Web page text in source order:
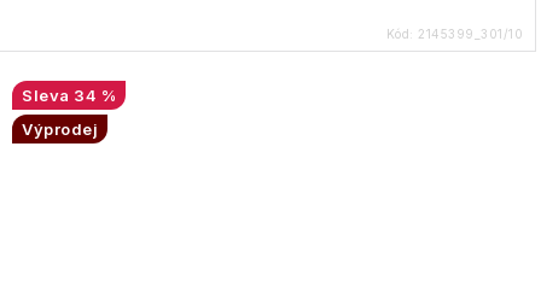
Kód: 2145399_301/10
34 %
Výprodej